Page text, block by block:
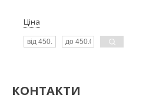
Ціна
КОНТАКТИ